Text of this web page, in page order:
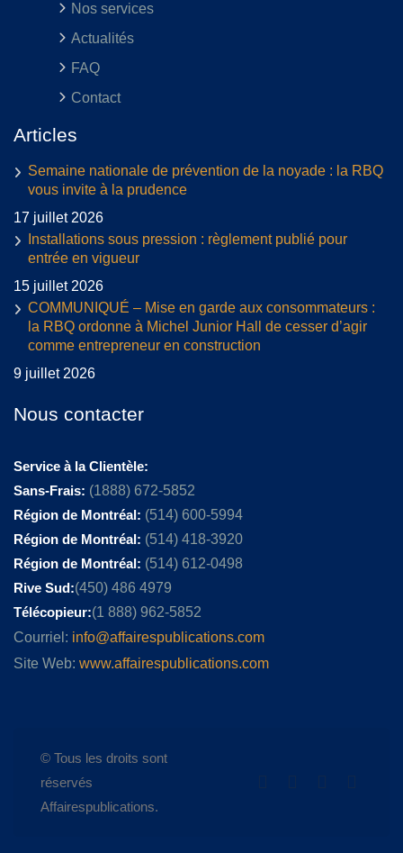
Nos services
Actualités
FAQ
Contact
Articles
Semaine nationale de prévention de la noyade : la RBQ
vous invite à la prudence
17 juillet 2026
Installations sous pression : règlement publié pour
entrée en vigueur
15 juillet 2026
COMMUNIQUÉ – Mise en garde aux consommateurs :
la RBQ ordonne à Michel Junior Hall de cesser d’agir
comme entrepreneur en construction
9 juillet 2026
Nous contacter
Service à la Clientèle:
Sans-Frais: (1888) 672-5852
Région de Montréal: (514) 600-5994
Région de Montréal: (514) 418-3920
Région de Montréal: (514) 612-0498
Rive Sud:(450) 486 4979
Télécopieur:(1 888) 962-5852
Courriel: info@affairespublications.com
Site Web: www.affairespublications.com
© Tous les droits sont
réservés
Affairespublications.